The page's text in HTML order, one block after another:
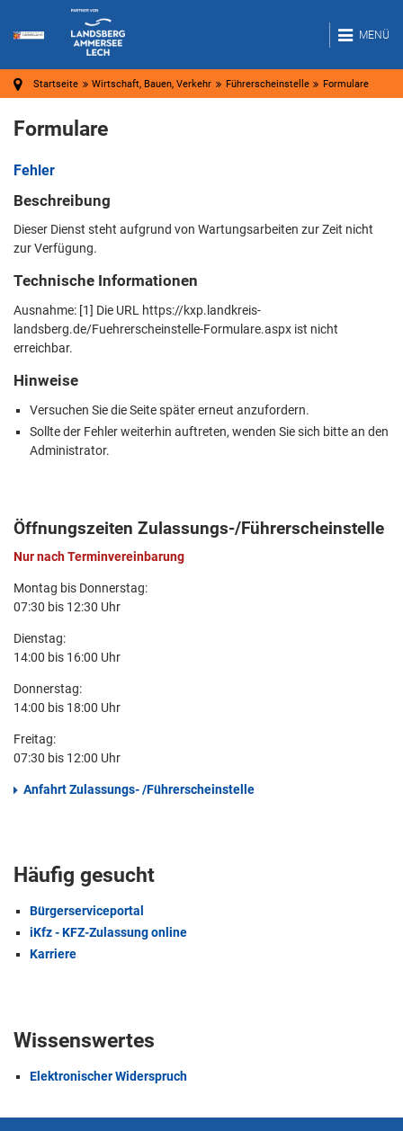
MENÜ
Startseite Wirtschaft, Bauen, Verkehr Führerscheinstelle Formulare
Formulare
Fehler
Beschreibung
Dieser Dienst steht aufgrund von Wartungsarbeiten zur Zeit nicht
zur Verfügung.
Technische Informationen
Ausnahme: [1] Die URL https://kxp.landkreis-
landsberg.de/Fuehrerscheinstelle-Formulare.aspx ist nicht
erreichbar.
Hinweise
Versuchen Sie die Seite später erneut anzufordern.
Sollte der Fehler weiterhin auftreten, wenden Sie sich bitte an den
Administrator.
Öffnungszeiten Zulassungs-/Führerscheinstelle
Nur nach Terminvereinbarung
Montag bis Donnerstag:
07:30 bis 12:30 Uhr
Dienstag:
14:00 bis 16:00 Uhr
Donnerstag:
14:00 bis 18:00 Uhr
Freitag:
07:30 bis 12:00 Uhr
Anfahrt Zulassungs- /Führerscheinstelle
Häufig gesucht
Bürgerserviceportal
iKfz - KFZ-Zulassung online
Karriere
Wissenswertes
Elektronischer Widerspruch